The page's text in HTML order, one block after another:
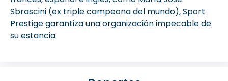
Sbrascini (ex triple campeona del mundo), Sport
Prestige garantiza una organización impecable de
su estancia.